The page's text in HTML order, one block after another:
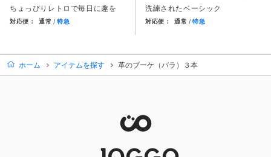
ちょっぴりレトロで毎日に趣を
対応便： 通常 特急
洗練されたベーシック
対応便： 通常 特急
ホーム アイテムを探す 革のブーケ（バラ）３本